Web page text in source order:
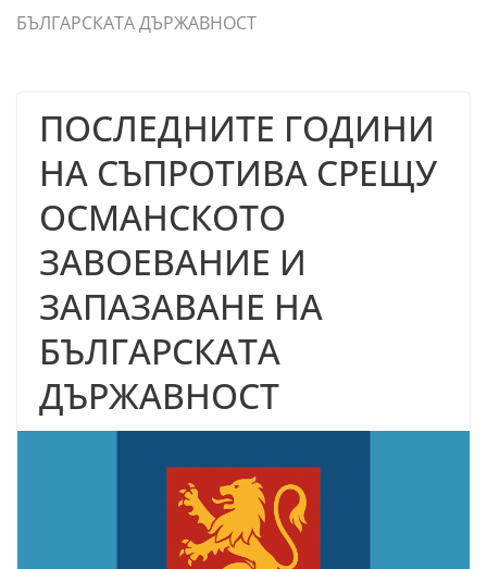
БЪЛГАРСКАТА ДЪРЖАВНОСТ
ПОСЛЕДНИТЕ ГОДИНИ
НА СЪПРОТИВА СРЕЩУ
ОСМАНСКОТО
ЗАВОЕВАНИЕ И
ЗАПАЗАВАНЕ НА
БЪЛГАРСКАТА
ДЪРЖАВНОСТ